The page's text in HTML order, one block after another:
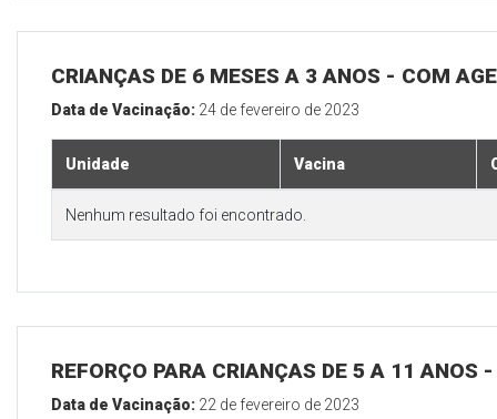
CRIANÇAS DE 6 MESES A 3 ANOS - COM
Data de Vacinação: 24 de fevereiro de 2023
Unidade Vacina
Nenhum resultado foi encontrado.
REFORÇO PARA CRIANÇAS DE 5 A 11 ANOS
Data de Vacinação: 22 de fevereiro de 2023